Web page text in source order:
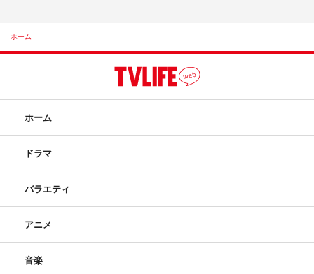
ホーム
ホーム
ドラマ
バラエティ
アニメ
音楽